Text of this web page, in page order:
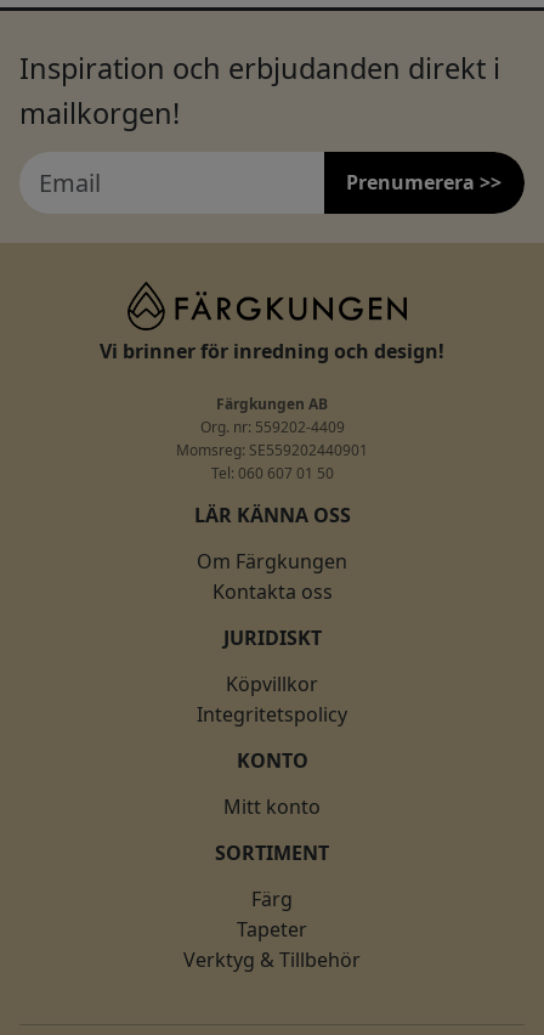
Inspiration och erbjudanden direkt i
mailkorgen!
Prenumerera >>
Vi brinner för inredning och design!
Färgkungen AB
Org. nr: 559202-4409
Momsreg: SE559202440901
Tel: 060 607 01 50
LÄR KÄNNA OSS
Om Färgkungen
Kontakta oss
JURIDISKT
Köpvillkor
Integritetspolicy
KONTO
Mitt konto
SORTIMENT
Färg
Tapeter
Verktyg & Tillbehör